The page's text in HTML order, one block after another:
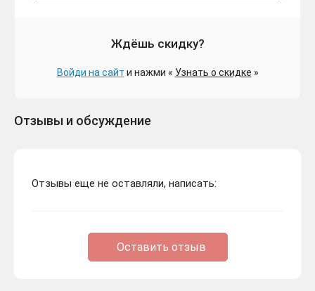
Ждёшь скидку?
Войди на сайт и нажми « Узнать о скидке »
Отзывы и обсуждение
Отзывы еще не оставляли, написать:
Оставить отзыв